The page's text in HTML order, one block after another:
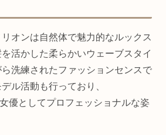
オンは自然体で魅力的なルックス
活かした柔らかいウェーブスタイ
洗練されたファッションセンスで
ル活動も行っており、
優としてプロフェッショナルな姿